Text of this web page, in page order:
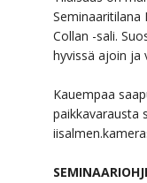
Seminaaritilana
Collan -sali.
hyvissä ajoin ja
Kauempaa
paikkavarausta